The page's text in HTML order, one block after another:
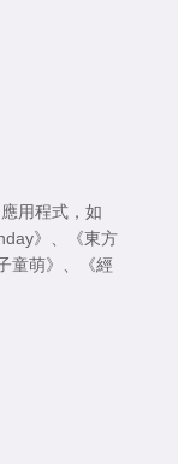
用程式，如
》
《東方
童萌》
《經